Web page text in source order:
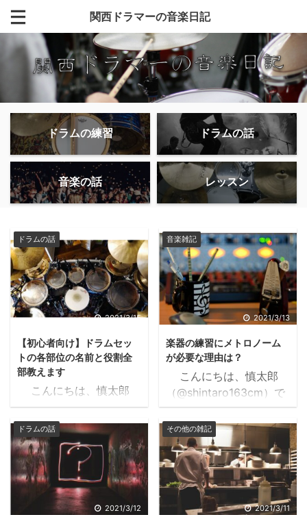
関西ドラマーの音楽日記
ドラムの練習 ドラムの話
音楽の話 レッスン
ドラムの話
2021/3/15
【初心者向け】ドラムセッ
トの各部位の名前と役割全
部教えます
こんにちは、慎太郎
（@shintaro_163cm）で
す。 今回は、ドラムセ
ットのそれぞれの名称に
ついて紹介していきま
す。なんかいっぱい名前
があるけど分からん！っ
て方に見てもらえたらと
音楽雑記
2021/3/13
楽器の練習にメトロノーム
が必要な理由は？
こんにちは、慎太郎
（@shintaro163cm）で
す。 このページにたど
り着いたということは、
なんでメトロノーム使
って練習しなきゃいけな
いの？ と、思っている
方が多い事でしょう。
実際僕も最初はなぜ必要
ドラムの話
2021/3/12
その他の雑記
2021/3/11